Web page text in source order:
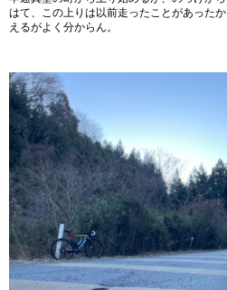
はて、この上りは以前走ったことがあった
えるがよく分からん。